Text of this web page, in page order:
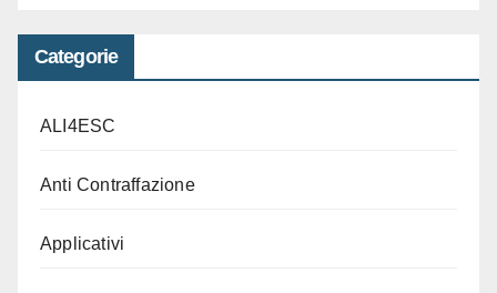
Categorie
ALI4ESC
Anti Contraffazione
Applicativi